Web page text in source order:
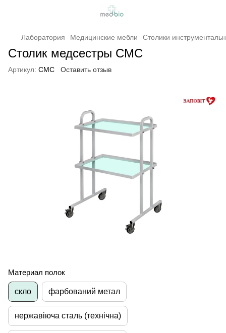
Лаборатория Медицинские мебли Столики
Столик медсестры СМС
Артикул: СМС Оставить отзыв
Материал полок
скло фарбований метал
нержавіюча сталь (технічна)